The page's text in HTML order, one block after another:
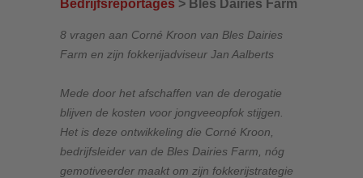
Bedrijfsreportages > Bles Dairies Farm
8 vragen aan Corné Kroon van Bles Dairies
Farm en zijn fokkerijadviseur Jan Aalberts
Mede door het afschaffen van de derogatie
blijven de kosten voor jongveeopfok stijgen.
Het is deze ontwikkeling die Corné Kroon,
bedrijfsleider van de Bles Dairies Farm, nóg
gemotiveerder maakt om zijn fokkerijstrategie